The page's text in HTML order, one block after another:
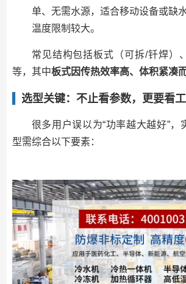
单、无需水源，适合移动设备或缺
温度限制较大。
常见结构包括板式（可拆/钎焊）
等，其中板式因传热效率高、体积紧凑
选型关键：不止看参数，更要看
很多用户误以为“功率越大越好”，
型需综合以下要素：